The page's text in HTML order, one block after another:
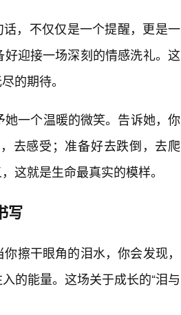
，不仅仅是一个提醒，更是一
迎接一场深刻的情感洗礼。这
的期待。
一个温暖的微笑。告诉她，你
去感受；准备好去跌倒，去爬
这就是生命最真实的模样。
写
擦干眼角的泪水，你会发现，
的能量。这场关于成长的“泪与